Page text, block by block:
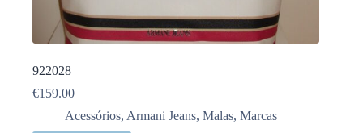
922028
€159.00
Acessórios, Armani Jeans, Malas, Marcas